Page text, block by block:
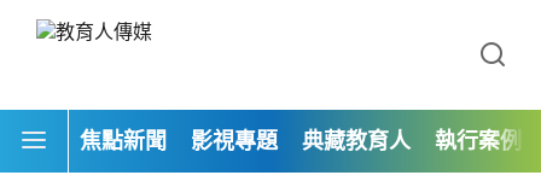
焦點新聞 影視專題 典藏教育人 執行案例